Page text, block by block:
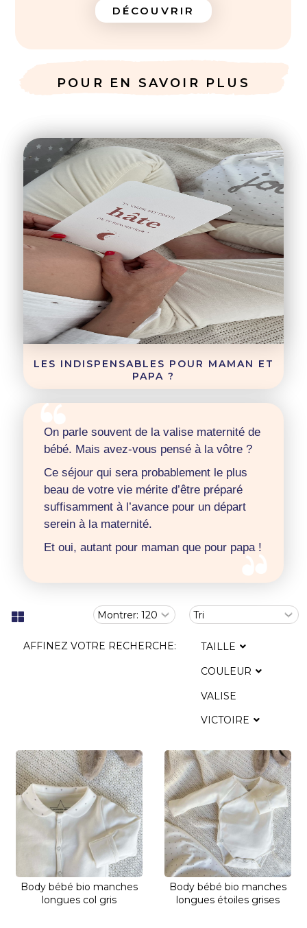
DÉCOUVRIR
POUR EN SAVOIR PLUS
LES INDISPENSABLES POUR MAMAN ET
PAPA ?
On parle souvent de la valise maternité de
bébé. Mais avez-vous pensé à la vôtre ?
Ce séjour qui sera probablement le plus
beau de votre vie mérite d’être préparé
suffisamment à l’avance pour un départ
serein à la maternité.
Et oui, autant pour maman que pour papa !
AFFINEZ VOTRE RECHERCHE:
TAILLE
COULEUR
VALISE
VICTOIRE
Body bébé bio manches
longues col gris
Body bébé bio manches
longues étoiles grises